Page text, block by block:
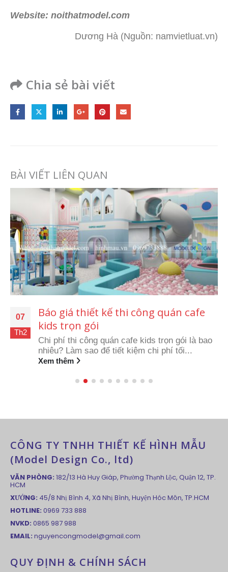
Website: noithatmodel.com
Dương Hà (Nguồn: namvietluat.vn)
Chia sẻ bài viết
BÀI VIẾT LIÊN QUAN
07
Th2
Báo giá thiết kế thi công quán cafe
kids trọn gói
Chi phí thi công quán cafe kids trọn gói là bao
nhiêu? Làm sao để tiết kiệm chi phí tối...
Xem thêm
CÔNG TY TNHH THIẾT KẾ HÌNH MẪU
(Model Design Co., ltd)
VĂN PHÒNG: 182/13 Hà Huy Giáp, Phường Thạnh Lộc, Quận 12, TP.
HCM
XƯỞNG: 45/8 Nhị Bình 4, Xã Nhị Bình, Huyện Hóc Môn, TP.HCM
HOTLINE: 0969 733 888
NVKD: 0865 987 988
EMAIL: nguyencongmodel@gmail.com
QUY ĐỊNH & CHÍNH SÁCH